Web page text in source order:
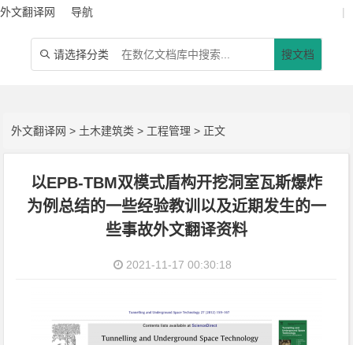
外文翻译网 导航 |
 请选择分类 搜文档
外文翻译网 > 土木建筑类 > 工程管理 > 正文
以EPB-TBM双模式盾构开挖洞室瓦斯爆炸
为例总结的一些经验教训以及近期发生的一
些事故外文翻译资料
2021-11-17 00:30:18